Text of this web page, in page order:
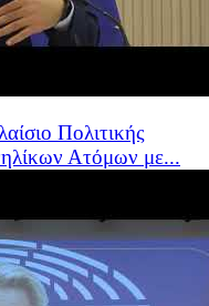
Πολιτικής
Ατόμων με...